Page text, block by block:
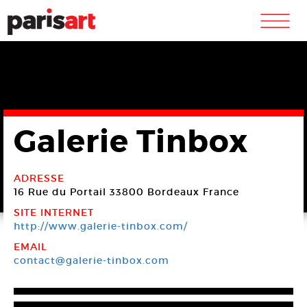
m
Galerie Tinbox
ADRESSE
16 Rue du Portail 33800 Bordeaux France
SITE INTERNET
http://www.galerie-tinbox.com/
EMAIL
contact@galerie-tinbox.com